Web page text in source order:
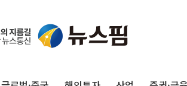
지방공기업 경영평가, 서울농수
예천 실종신고 80대 남성 논둑서